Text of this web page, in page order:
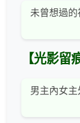
未曾想過的
【光影留
男主內女主